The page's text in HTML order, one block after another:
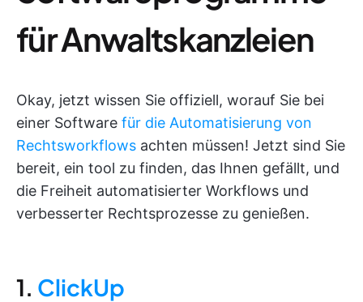
für Anwaltskanzleien
Okay, jetzt wissen Sie offiziell, worauf Sie bei
einer Software für die Automatisierung von
Rechtsworkflows achten müssen! Jetzt sind Sie
bereit, ein tool zu finden, das Ihnen gefällt, und
die Freiheit automatisierter Workflows und
verbesserter Rechtsprozesse zu genießen.
1. ClickUp